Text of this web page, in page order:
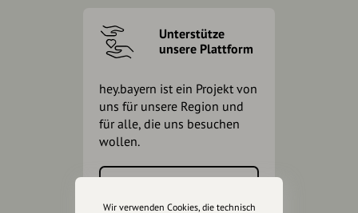
Unterstütze
unsere Plattform
hey.bayern ist ein Projekt von
uns für unsere Region und
für alle, die uns besuchen
wollen.
Wir verwenden Cookies, die technisch